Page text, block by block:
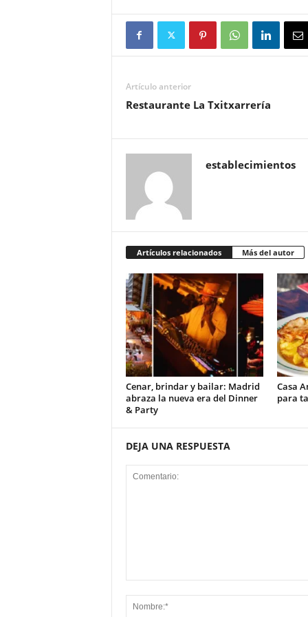
Artículo anterior
Restaurante La Txitxarrería
establecimientos
Artículos relacionados Más del autor
Cenar, brindar y bailar: Madrid
abraza la nueva era del Dinner
& Party
Casa
para
DEJA UNA RESPUESTA